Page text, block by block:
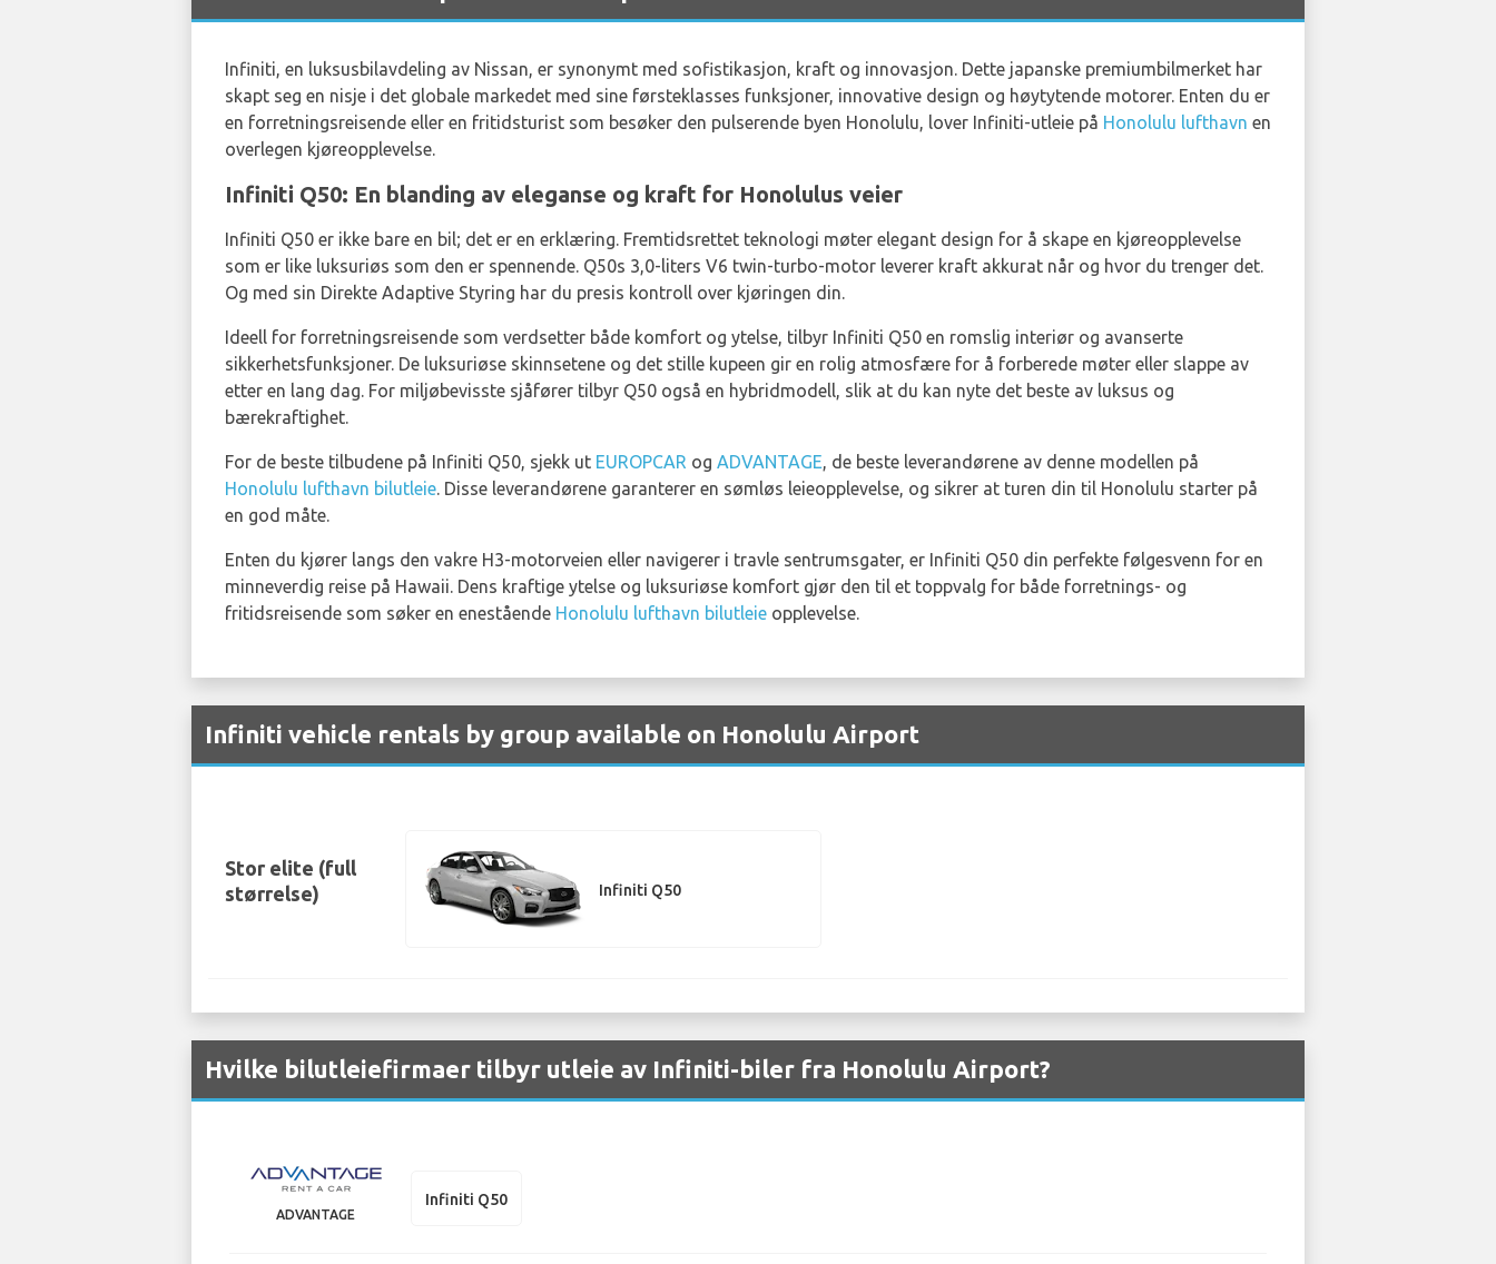
Infiniti, en luksusbilavdeling av Nissan, er synonymt med sofistikasjon, kraft og innovasjon. Dette japanske premiumbilmerket har
skapt seg en nisje i det globale markedet med sine førsteklasses funksjoner, innovative design og høytytende motorer. Enten du er
en forretningsreisende eller en fritidsturist som besøker den pulserende byen Honolulu, lover Infiniti-utleie på Honolulu lufthavn en
overlegen kjøreopplevelse.
Infiniti Q50: En blanding av eleganse og kraft for Honolulus veier
Infiniti Q50 er ikke bare en bil; det er en erklæring. Fremtidsrettet teknologi møter elegant design for å skape en kjøreopplevelse
som er like luksuriøs som den er spennende. Q50s 3,0-liters V6 twin-turbo-motor leverer kraft akkurat når og hvor du trenger det.
Og med sin Direkte Adaptive Styring har du presis kontroll over kjøringen din.
Ideell for forretningsreisende som verdsetter både komfort og ytelse, tilbyr Infiniti Q50 en romslig interiør og avanserte
sikkerhetsfunksjoner. De luksuriøse skinnsetene og det stille kupeen gir en rolig atmosfære for å forberede møter eller slappe av
etter en lang dag. For miljøbevisste sjåfører tilbyr Q50 også en hybridmodell, slik at du kan nyte det beste av luksus og
bærekraftighet.
For de beste tilbudene på Infiniti Q50, sjekk ut EUROPCAR og ADVANTAGE, de beste leverandørene av denne modellen på
Honolulu lufthavn bilutleie. Disse leverandørene garanterer en sømløs leieopplevelse, og sikrer at turen din til Honolulu starter på
en god måte.
Enten du kjører langs den vakre H3-motorveien eller navigerer i travle sentrumsgater, er Infiniti Q50 din perfekte følgesvenn for en
minneverdig reise på Hawaii. Dens kraftige ytelse og luksuriøse komfort gjør den til et toppvalg for både forretnings- og
fritidsreisende som søker en enestående Honolulu lufthavn bilutleie opplevelse.
Infiniti vehicle rentals by group available on Honolulu Airport
Stor elite (full
størrelse)
Infiniti Q50
Hvilke bilutleiefirmaer tilbyr utleie av Infiniti-biler fra Honolulu Airport?
ADVANTAGE
Infiniti Q50